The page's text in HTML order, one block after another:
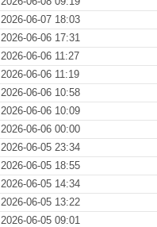
2026-06-07 18:03
2026-06-06 17:31
2026-06-06 11:27
2026-06-06 11:19
2026-06-06 10:58
2026-06-06 10:09
2026-06-06 00:00
2026-06-05 23:34
2026-06-05 18:55
2026-06-05 14:34
2026-06-05 13:22
2026-06-05 09:01